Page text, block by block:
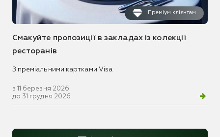
Преміум клієнтам
Смакуйте пропозиції в закладах із колекції
ресторанів
З преміальними картками Visa
з 11 березня 2026
до 31 грудня 2026